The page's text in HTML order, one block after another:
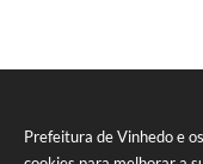
Prefeitura de Vinhedo e